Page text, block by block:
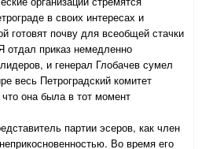
в своих интересах и
готовят почву для всеобщей стачки
отдал приказ немедленно
и генерал Глобачев сумел
весь Петроградский комитет
она была в тот момент
партии эсеров, как член
Во время его